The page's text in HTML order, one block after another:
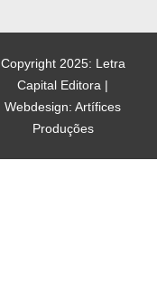
Copyright 2025: Letra
Capital Editora |
Webdesign: Artífices
Produções